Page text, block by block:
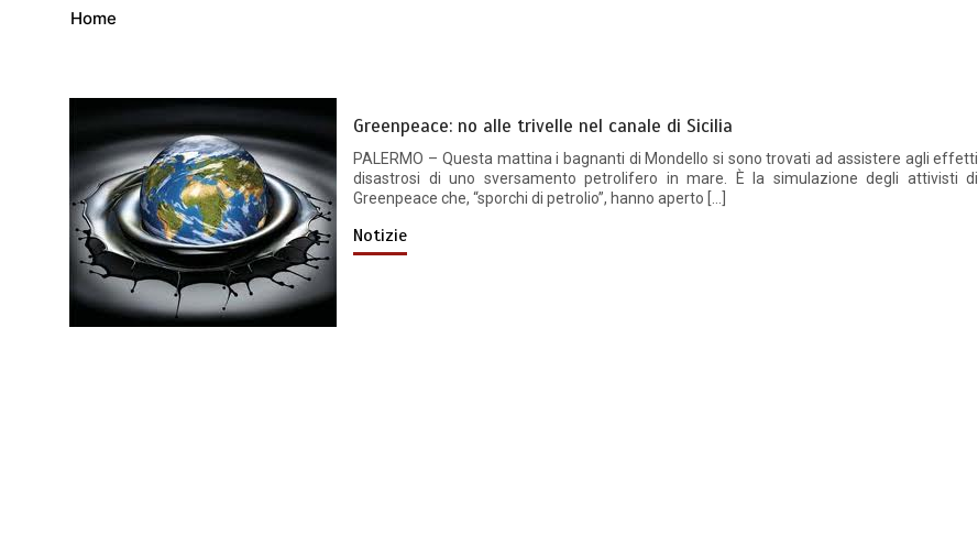
Home
Greenpeace: no alle trivelle nel canale di Sicilia
PALERMO – Questa mattina i bagnanti di Mondello si sono trovati ad assistere agli effetti
disastrosi di uno sversamento petrolifero in mare. È la simulazione degli attivisti di
Greenpeace che, “sporchi di petrolio”, hanno aperto […]
Notizie